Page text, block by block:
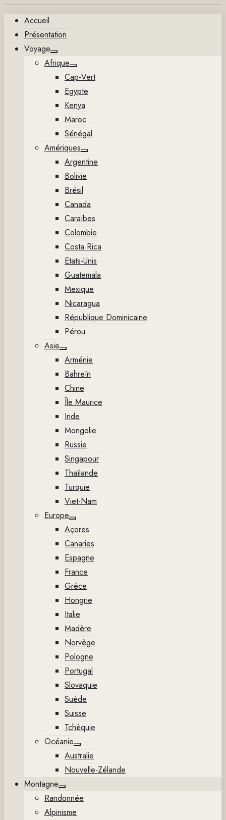
contenu
Accueil
Présentation
Voyage
Show
sub
menu
Afrique
Show
sub
menu
Cap-Vert
Egypte
Kenya
Maroc
Sénégal
Amériques
Show
sub
menu
Argentine
Bolivie
Brésil
Canada
Caraïbes
Colombie
Costa Rica
Etats-Unis
Guatemala
Mexique
Nicaragua
République Dominicaine
Pérou
Asie
Show
sub
menu
Arménie
Bahreïn
Chine
Île Maurice
Inde
Mongolie
Russie
Singapour
Thaïlande
Turquie
Viet-Nam
Europe
Show
sub
menu
Açores
Canaries
Espagne
France
Grèce
Hongrie
Italie
Madère
Norvège
Pologne
Portugal
Slovaquie
Suède
Suisse
Tchèquie
Océanie
Show
sub
menu
Australie
Nouvelle-Zélande
Montagne
Show
sub
menu
Randonnée
Alpinisme